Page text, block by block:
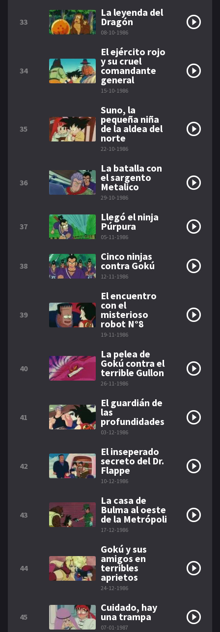
33
La leyenda del
Dragón
08-10-1986
34
El ejército rojo
y su cruel
comandante
general
15-10-1986
35
Suno, la
pequeña niña
de la aldea del
norte
22-10-1986
36
La batalla con
el sargento
Metalico
29-10-1986
37
Llegó el ninja
Púrpura
05-11-1986
38
Cinco ninjas
contra Gokú
12-11-1986
39
El encuentro
con el
misterioso
robot N°8
19-11-1986
40
La pelea de
Gokú contra el
terrible Gullon
26-11-1986
41
El guardián de
las
profundidades
03-12-1986
42
El inseperado
secreto del Dr.
Flappe
10-12-1986
43
La casa de
Bulma al oeste
de la Metrópoli
17-12-1986
44
Gokú y sus
amigos en
terribles
aprietos
24-12-1986
45
Cuidado, hay
una trampa
07-01-1987